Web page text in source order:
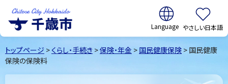
千歳市Chitose
City Hokkaido
翻訳:
やさしい日本語
トップページ > くらし・手続き >保険・年金 > 国民健康保険 > 国民健康
保険の保険料